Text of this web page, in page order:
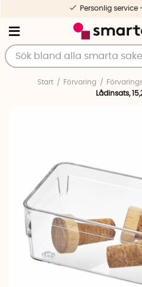
Personlig service –
Start Förvaring
Lådinsats,